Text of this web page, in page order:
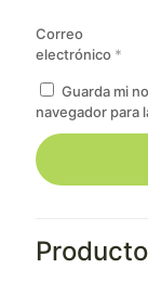
Correo
electrónico *
Guarda mi
navegador para